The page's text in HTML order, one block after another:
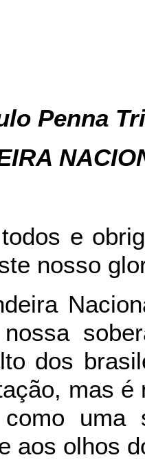
Penna
e
nosso
dos
mas
uma
aos olhos